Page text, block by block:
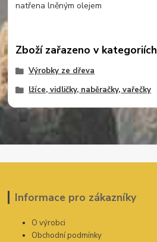
natřena lněným olejem
Zboží zařazeno v kategoriích
Výrobky ze dřeva
lžíce, vidličky, naběračky, vařečky
Informace pro zákazníky
O výrobci
Obchodní podmínky